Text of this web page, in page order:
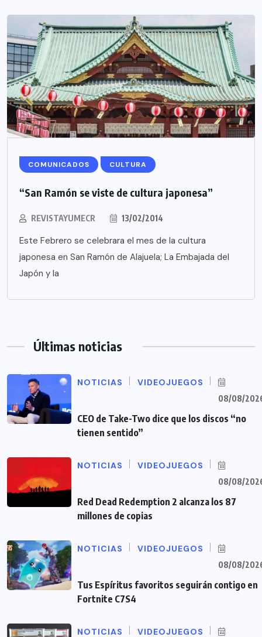
COMUNICADOS CULTURA
“San Ramón se viste de cultura japonesa”
REVISTAYUMECR 13/02/2014
Este Febrero se celebrara el mes de la cultura
japonesa en San Ramón de Alajuela; La Embajada del
Japón y la
Últimas noticias
NOTICIAS VIDEOJUEGOS
08/08/
CEO de Take-Two dice que los discos “no
tienen sentido”
NOTICIAS VIDEOJUEGOS
08/08/
Red Dead Redemption 2 alcanza los 87
millones de copias
NOTICIAS VIDEOJUEGOS
08/08/
Tus Espíritus favoritos seguirán contigo en
Fortnite C7S4
NOTICIAS VIDEOJUEGOS